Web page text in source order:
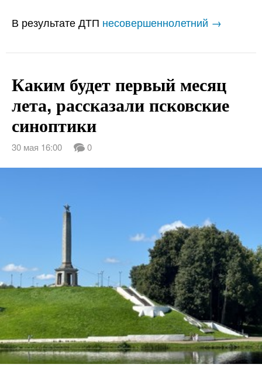
В результате ДТП несовершеннолетний →
Каким будет первый месяц
лета, рассказали псковские
синоптики
30 мая 16:00 0